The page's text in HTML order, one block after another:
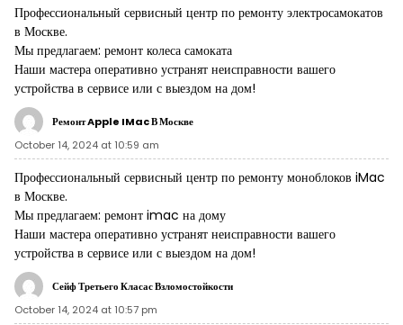
Профессиональный сервисный центр по ремонту электросамокатов
в Москве.
Мы предлагаем: ремонт колеса самоката
Наши мастера оперативно устранят неисправности вашего
устройства в сервисе или с выездом на дом!
Ремонт Apple IMac В Москве
October 14, 2024 at 10:59 am
Профессиональный сервисный центр по ремонту моноблоков iMac
в Москве.
Мы предлагаем: ремонт imac на дому
Наши мастера оперативно устранят неисправности вашего
устройства в сервисе или с выездом на дом!
Сейф Третьего Класас Взломостойкости
October 14, 2024 at 10:57 pm